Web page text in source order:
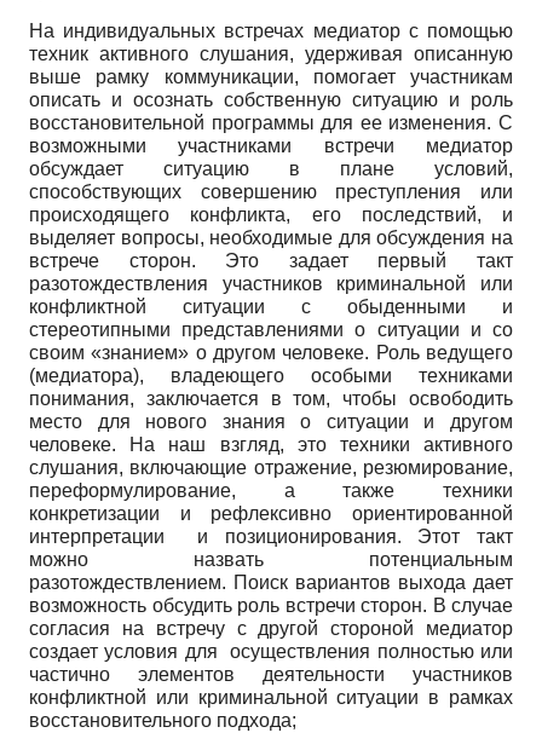
На индивидуальных встречах медиатор с помощью
техник активного слушания, удерживая описанную
выше рамку коммуникации, помогает участникам
описать и осознать собственную ситуацию и роль
восстановительной программы для ее изменения. С
возможными участниками встречи медиатор
обсуждает ситуацию в плане условий,
способствующих совершению преступления или
происходящего конфликта, его последствий, и
выделяет вопросы, необходимые для обсуждения на
встрече сторон. Это задает первый такт
разотождествления участников криминальной или
конфликтной ситуации с обыденными и
стереотипными представлениями о ситуации и со
своим «знанием» о другом человеке. Роль ведущего
(медиатора), владеющего особыми техниками
понимания, заключается в том, чтобы освободить
место для нового знания о ситуации и другом
человеке. На наш взгляд, это техники активного
слушания, включающие отражение, резюмирование,
переформулирование, а также техники
конкретизации и рефлексивно ориентированной
интерпретации и позиционирования. Этот такт
можно назвать потенциальным
разотождествлением. Поиск вариантов выхода дает
возможность обсудить роль встречи сторон. В случае
согласия на встречу с другой стороной медиатор
создает условия для осуществления полностью или
частично элементов деятельности участников
конфликтной или криминальной ситуации в рамках
восстановительного подхода;